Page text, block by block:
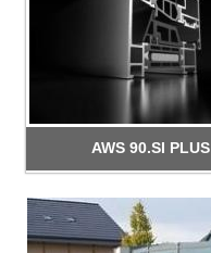
AWS 90.SI PLUS